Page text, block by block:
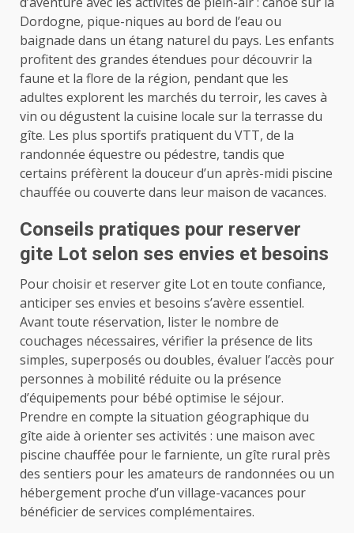
Dordogne, pique-niques au bord de l’eau ou
baignade dans un étang naturel du pays. Les enfants
profitent des grandes étendues pour découvrir la
faune et la flore de la région, pendant que les
adultes explorent les marchés du terroir, les caves à
vin ou dégustent la cuisine locale sur la terrasse du
gîte. Les plus sportifs pratiquent du VTT, de la
randonnée équestre ou pédestre, tandis que
certains préfèrent la douceur d’un après-midi piscine
chauffée ou couverte dans leur maison de vacances.
Conseils pratiques pour reserver
gite Lot selon ses envies et besoins
Pour choisir et reserver gite Lot en toute confiance,
anticiper ses envies et besoins s’avère essentiel.
Avant toute réservation, lister le nombre de
couchages nécessaires, vérifier la présence de lits
simples, superposés ou doubles, évaluer l’accès pour
personnes à mobilité réduite ou la présence
d’équipements pour bébé optimise le séjour.
Prendre en compte la situation géographique du
gîte aide à orienter ses activités : une maison avec
piscine chauffée pour le farniente, un gîte rural près
des sentiers pour les amateurs de randonnées ou un
hébergement proche d’un village-vacances pour
bénéficier de services complémentaires.